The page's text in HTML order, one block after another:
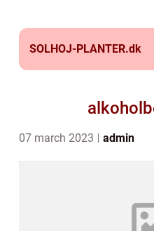
SOLHOJ-PLANTER.dk
07 march 2023 admin